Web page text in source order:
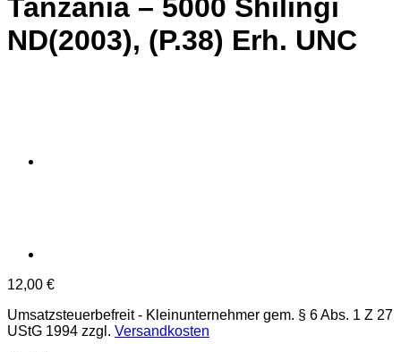
Tanzania – 5000 Shilingi
ND(2003), (P.38) Erh. UNC
12,00 €
Umsatzsteuerbefreit - Kleinunternehmer gem. § 6 Abs. 1 Z 27
UStG 1994 zzgl. Versandkosten